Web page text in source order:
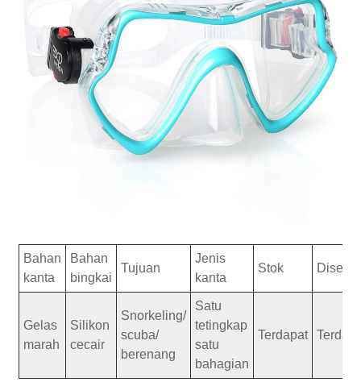
Bahan
kanta
Bahan
bingkai
Tujuan
Jenis
kanta
Stok
Gelas
marah
Silikon
cecair
Snorkeling/
scuba/
berenang
Satu
tetingkap
satu
bahagian
Terdapat